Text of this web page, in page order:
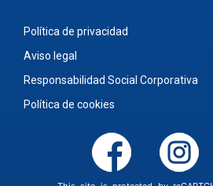
Política de privacidad
Aviso legal
Responsabilidad Social Corporativa
Política de cookies